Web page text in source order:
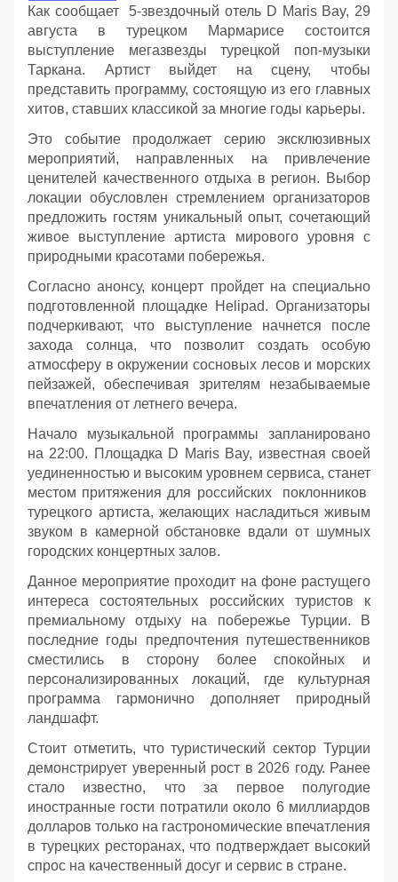
Как сообщает 5-звездочный отель D Maris Bay, 29
августа в турецком Мармарисе состоится
выступление мегазвезды турецкой поп-музыки
Таркана. Артист выйдет на сцену, чтобы
представить программу, состоящую из его главных
хитов, ставших классикой за многие годы карьеры.
Это событие продолжает серию эксклюзивных
мероприятий, направленных на привлечение
ценителей качественного отдыха в регион. Выбор
локации обусловлен стремлением организаторов
предложить гостям уникальный опыт, сочетающий
живое выступление артиста мирового уровня с
природными красотами побережья.
Согласно анонсу, концерт пройдет на специально
подготовленной площадке Helipad. Организаторы
подчеркивают, что выступление начнется после
захода солнца, что позволит создать особую
атмосферу в окружении сосновых лесов и морских
пейзажей, обеспечивая зрителям незабываемые
впечатления от летнего вечера.
Начало музыкальной программы запланировано
на 22:00. Площадка D Maris Bay, известная своей
уединенностью и высоким уровнем сервиса, станет
местом притяжения для российских поклонников
турецкого артиста, желающих насладиться живым
звуком в камерной обстановке вдали от шумных
городских концертных залов.
Данное мероприятие проходит на фоне растущего
интереса состоятельных российских туристов к
премиальному отдыху на побережье Турции. В
последние годы предпочтения путешественников
сместились в сторону более спокойных и
персонализированных локаций, где культурная
программа гармонично дополняет природный
ландшафт.
Стоит отметить, что туристический сектор Турции
демонстрирует уверенный рост в 2026 году. Ранее
стало известно, что за первое полугодие
иностранные гости потратили около 6 миллиардов
долларов только на гастрономические впечатления
в турецких ресторанах, что подтверждает высокий
спрос на качественный досуг и сервис в стране.